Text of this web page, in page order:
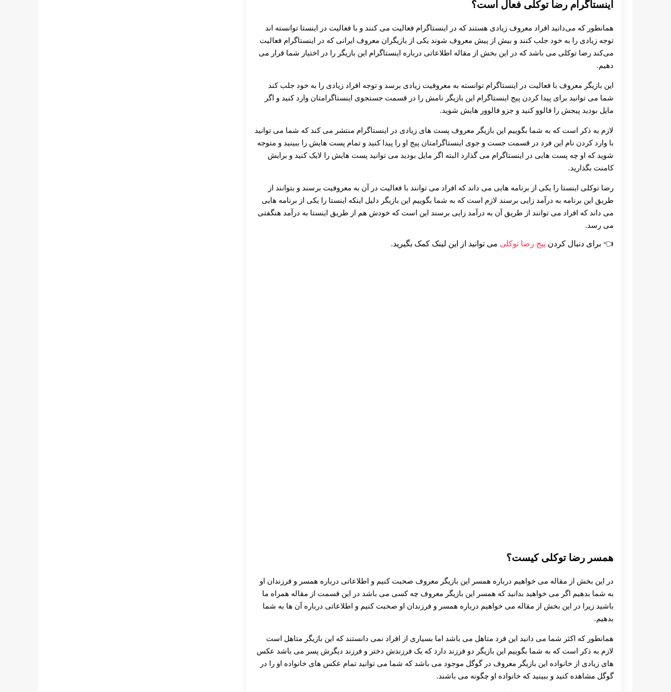
30 تا 50 درصد شارژ هدیه بیشتر فقط با ثبت نام در هات بت
اینستاگرام رضا توکلی فعال است؟
همانطور که می‌دانید افراد معروف زیادی هستند که در اینستاگرام فعالیت می‌ کنند و با فعالیت در اینستا توانسته اند
توجه زیادی را به خود جلب کنند و بیش از پیش معروف شوند یکی از بازیگران معروف ایرانی که در اینستاگرام فعالیت
می‌کند رضا توکلی می باشد که در این بخش از مقاله اطلاعاتی درباره اینستاگرام این بازیگر را در اختیار شما قرار می
دهیم.
این بازیگر معروف با فعالیت در اینستاگرام توانسته به معروفیت زیادی برسد و توجه افراد زیادی را به خود جلب کند
شما می توانید برای پیدا کردن پیج اینستاگرام این بازیگر نامش را در قسمت جستجوی اینستاگرامتان وارد کنید و اگر
مایل بودید پیجش را فالوو کنید و جزو فالوور هایش شوید.
لازم به ذکر است که به شما بگوییم این بازیگر معروف پست های زیادی در اینستاگرام منتشر می‌ کند که شما می ‌توانید
با وارد کردن نام این فرد در قسمت جست و جوی اینستاگرامتان پیج او را پیدا کنید و تمام پست هایش را ببینید و متوجه
شوید که او چه پست‌ هایی در اینستاگرام می گذارد البته اگر مایل بودید می توانید پست هایش را لایک کنید و برایش
کامنت بگذارید.
رضا توکلی اینستا را یکی از برنامه‌ هایی می ‌داند که افراد می ‌توانند با فعالیت در آن به معروفیت برسند و بتوانند از
طریق این برنامه به درآمد زایی برسند لازم است که به شما بگوییم این بازیگر دلیل اینکه اینستا را یکی از برنامه هایی
می داند که افراد می توانند از طریق آن به درآمد زایی برسند این است که خودش هم از طریق اینستا به درآمد هنگفتی
می رسد.
برای دنبال کردن پیج رضا توکلی می توانید از این لینک کمک بگیرید.
همسر رضا توکلی کیست؟
در این بخش از مقاله می خواهیم درباره همسر این بازیگر معروف صحبت کنیم و اطلاعاتی درباره همسر و فرزندان او
به شما بدهیم اگر می خواهید بدانید که همسر این بازیگر معروف چه کسی می باشد در این قسمت از مقاله همراه ما
باشید زیرا در این بخش از مقاله می خواهیم درباره همسر و فرزندان او صحبت کنیم و اطلاعاتی درباره آن ها به شما
بدهیم.
همانطور که اکثر شما می‌ دانید این فرد متاهل می باشد اما بسیاری از افراد نمی دانستند که این بازیگر متاهل است
لازم به ذکر است که به شما بگوییم این بازیگر دو فرزند دارد که یک فرزندش دختر و فرزند دیگرش پسر می باشد عکس
های زیادی از خانواده‌ این بازیگر معروف در گوگل موجود می باشد که شما می توانید تمام عکس های خانواده او را در
گوگل مشاهده کنید و ببینید که خانواده او چگونه می باشند.